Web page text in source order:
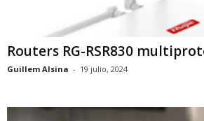
Routers RG-RSR830
Guillem Alsina - 19 julio, 2024